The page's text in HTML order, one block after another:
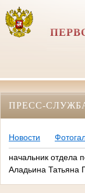
ПРЕСС-
Новости
начальник отдела
Аладьина Татьяна